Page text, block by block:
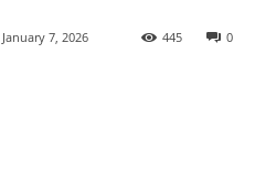
January 7, 2026 0
445